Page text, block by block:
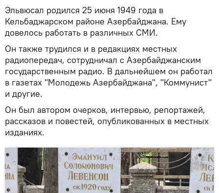
Эльвюсал родился 25 июня 1949 года в
Кельбаджарском районе Азербайджана. Ему
довелось работать в различных СМИ.
Он также трудился и в редакциях местных
радиопередач, сотрудничал с Азербайджанским
государственным радио. В дальнейшем он работал
в газетах "Молодежь Азербайджана", "Коммунист"
и другие.
Он был автором очерков, интервью, репортажей,
рассказов и повестей, опубликованных в местных
изданиях.